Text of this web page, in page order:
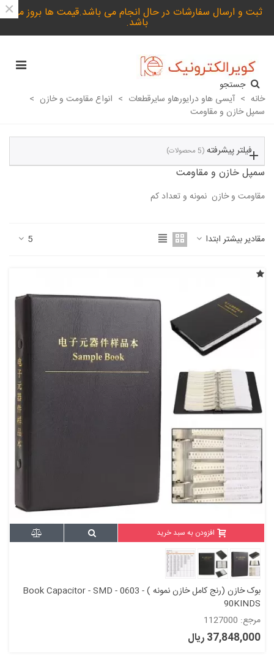
ثبت و ارسال سفارشات در حال انجام می باشد.قیمت ها بروز می
باشد.
×
جستجو
خانه > آیسی هاو درایورهاو سایرقطعات > انواع مقاومت و خازن >
سمپل خازن و مقاومت
فیلتر پیشرفته (5 محصولات)
سمپل خازن و مقاومت
مقاومت و خازن نمونه و تعداد کم
مقادیر بیشتر ابتدا 5
افزودن به سبد خرید
بوک خازن (رنج کامل خازن نمونه ) Book Capacitor - SMD - 0603 -
90KINDS
مرجع: 1127000
37,848,000 ریال